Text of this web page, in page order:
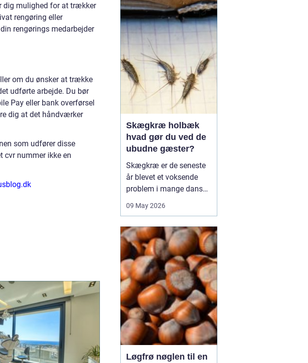
dig mulighed for at trækker
rengøring eller
rengørings medarbejder
om du ønsker at trække
udførte arbejde. Du bør
Pay eller bank overførsel
dig at det håndværker
som udfører disse
nummer ikke en
omdømme hænger tæt
sammen med, hvordan
kontorer, fællesarealer
og ejendomme bliver
holdt. Når vi taler om
erhvervsrengøring købe...
Skægkræ holbæk
hvad gør du ved de
ubudne gæster?
Skægkræ er de seneste
år blevet et voksende
problem i mange danske
undtagelse. De små,
dukker ofte op i nye
boliger, renoverede
lejligheder og
parcelhuse, hvor de
langsomt breder sig fra
rum til rum. Mang...
09 May 2026
Løgfrø nøglen til en